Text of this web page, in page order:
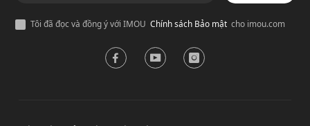
Tôi đã đọc và đồng ý với IMOU Chính sách Bảo mậtcho imou.com